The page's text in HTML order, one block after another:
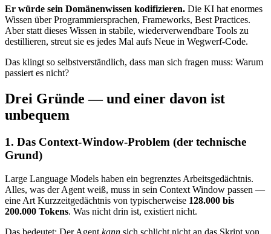
Er würde sein Domänenwissen kodifizieren. Die KI hat enormes
Wissen über Programmiersprachen, Frameworks, Best Practices.
Aber statt dieses Wissen in stabile, wiederverwendbare Tools zu
destillieren, streut sie es jedes Mal aufs Neue in Wegwerf-Code.
Das klingt so selbstverständlich, dass man sich fragen muss: Warum
passiert es nicht?
Drei Gründe — und einer davon ist
unbequem
1. Das Context-Window-Problem (der technische
Grund)
Large Language Models haben ein begrenztes Arbeitsgedächtnis.
Alles, was der Agent weiß, muss in sein Context Window passen —
eine Art Kurzzeitgedächtnis von typischerweise 128.000 bis
200.000 Tokens. Was nicht drin ist, existiert nicht.
Das bedeutet: Der Agent kann sich schlicht nicht an das Skript von